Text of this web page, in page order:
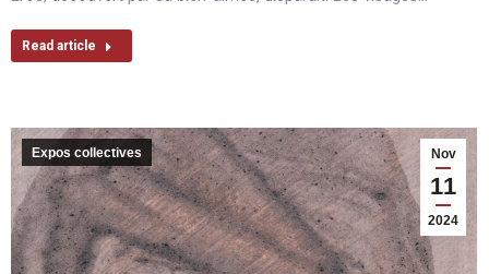
Read article
Nov
11
2024
Expos collectives